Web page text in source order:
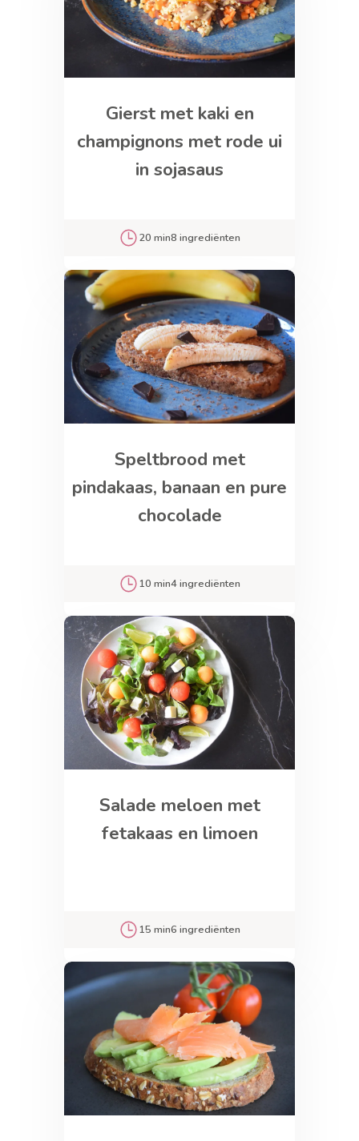
Gierst met kaki en
champignons met rode ui
in sojasaus
20 min8 ingrediënten
Speltbrood met
pindakaas, banaan en pure
chocolade
10 min4 ingrediënten
Salade meloen met
fetakaas en limoen
15 min6 ingrediënten